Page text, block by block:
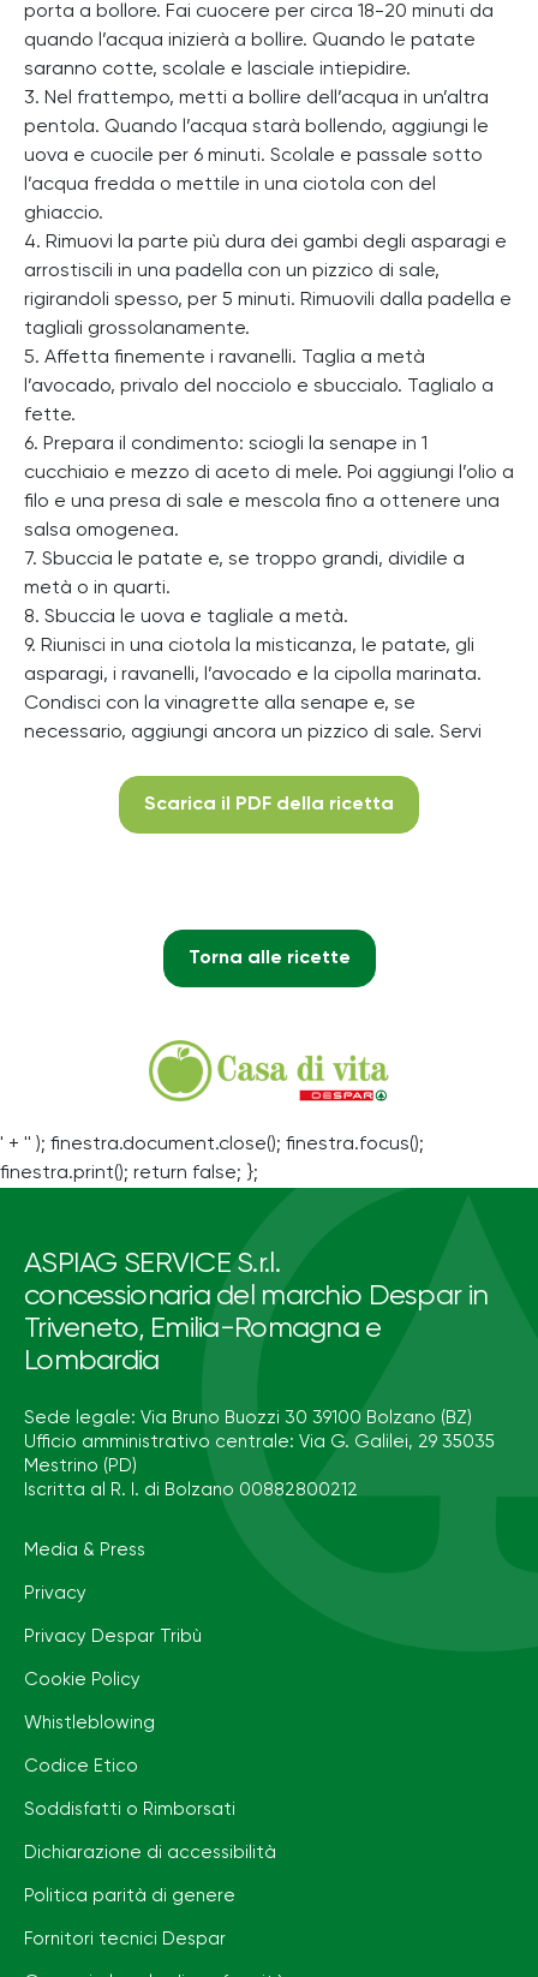
porta a bollore. Fai cuocere per circa 18-20 minuti da
quando l’acqua inizierà a bollire. Quando le patate
saranno cotte, scolale e lasciale intiepidire.
3. Nel frattempo, metti a bollire dell’acqua in un’altra
pentola. Quando l’acqua starà bollendo, aggiungi le
uova e cuocile per 6 minuti. Scolale e passale sotto
l’acqua fredda o mettile in una ciotola con del
ghiaccio.
4. Rimuovi la parte più dura dei gambi degli asparagi e
arrostiscili in una padella con un pizzico di sale,
rigirandoli spesso, per 5 minuti. Rimuovili dalla padella e
tagliali grossolanamente.
5. Affetta finemente i ravanelli. Taglia a metà
l’avocado, privalo del nocciolo e sbuccialo. Taglialo a
fette.
6. Prepara il condimento: sciogli la senape in 1
cucchiaio e mezzo di aceto di mele. Poi aggiungi l’olio a
filo e una presa di sale e mescola fino a ottenere una
salsa omogenea.
7. Sbuccia le patate e, se troppo grandi, dividile a
metà o in quarti.
8. Sbuccia le uova e tagliale a metà.
9. Riunisci in una ciotola la misticanza, le patate, gli
asparagi, i ravanelli, l’avocado e la cipolla marinata.
Condisci con la vinagrette alla senape e, se
necessario, aggiungi ancora un pizzico di sale. Servi
Scarica il PDF della ricetta
Torna alle ricette
' + '' ); finestra.document.close(); finestra.focus();
finestra.print(); return false; };
ASPIAG SERVICE S.r.l.
concessionaria del marchio Despar in
Triveneto, Emilia-Romagna e
Lombardia
Sede legale: Via Bruno Buozzi 30 39100 Bolzano (BZ)
Ufficio amministrativo centrale: Via G. Galilei, 29 35035
Mestrino (PD)
Iscritta al R. I. di Bolzano 00882800212
Media & Press
Privacy
Privacy Despar Tribù
Cookie Policy
Whistleblowing
Codice Etico
Soddisfatti o Rimborsati
Dichiarazione di accessibilità
Politica parità di genere
Fornitori tecnici Despar